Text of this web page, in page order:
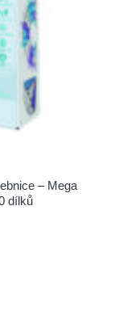
– Mega
dílků